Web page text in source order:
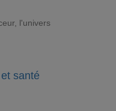
l'univers
santé